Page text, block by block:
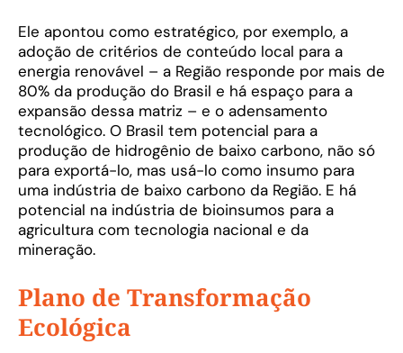
Ele apontou como estratégico, por exemplo, a
adoção de critérios de conteúdo local para a
energia renovável – a Região responde por mais de
80% da produção do Brasil e há espaço para a
expansão dessa matriz – e o adensamento
tecnológico. O Brasil tem potencial para a
produção de hidrogênio de baixo carbono, não só
para exportá-lo, mas usá-lo como insumo para
uma indústria de baixo carbono da Região. E há
potencial na indústria de bioinsumos para a
agricultura com tecnologia nacional e da
mineração.
Plano de Transformação
Ecológica